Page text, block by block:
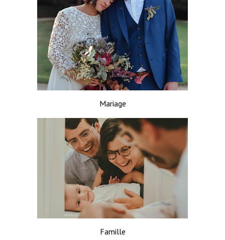
Mariage
Famille